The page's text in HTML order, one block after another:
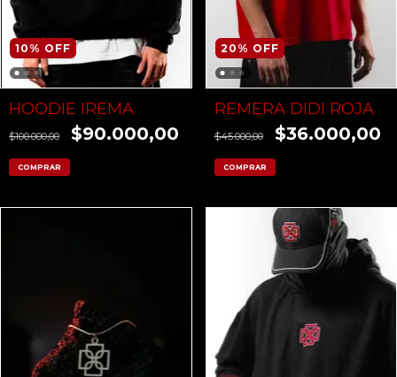
10 % OFF
HOODIE IREMA
$100.000,00 $90.000,00
COMPRAR
20 % OFF
REMERA DIDI ROJA
$45.000,00 $36.000,00
COMPRAR